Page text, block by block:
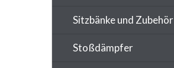
Sitzbänke und Zubehör
Stoßdämpfer